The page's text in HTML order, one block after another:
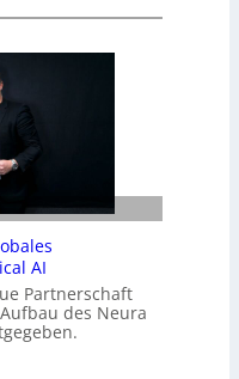
AI
Partnerschaft
des Neura